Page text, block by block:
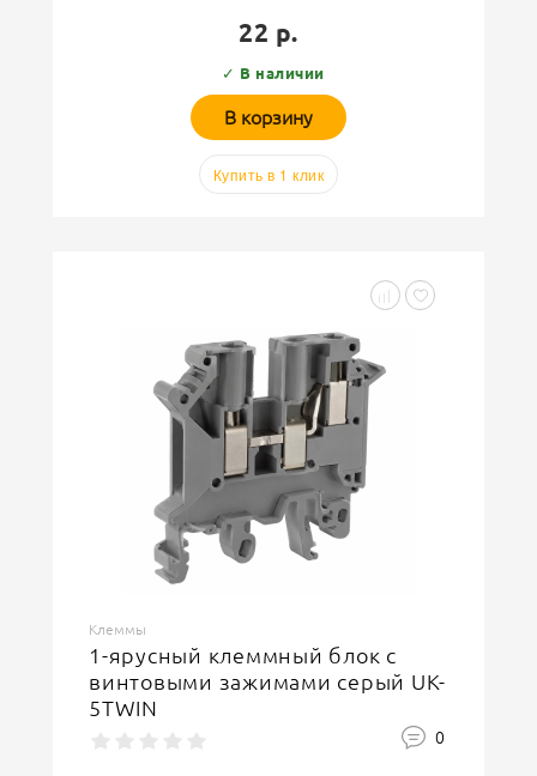
22 р.
✓ В наличии
В корзину
Купить в 1 клик
Клеммы
1-ярусный клеммный блок с
винтовыми зажимами серый UK-
5TWIN
0